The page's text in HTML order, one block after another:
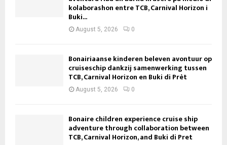
kolaborashon entre TCB, Carnival Horizon i
Buki...
August 5, 2026 0
Bonairiaanse kinderen beleven avontuur op
cruiseschip dankzij samenwerking tussen
TCB, Carnival Horizon en Buki di Prèt
August 5, 2026 0
Bonaire children experience cruise ship
adventure through collaboration between
TCB, Carnival Horizon, and Buki di Pret